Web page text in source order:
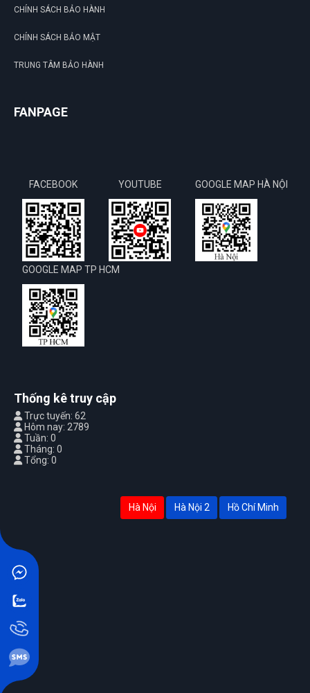
CHÍNH SÁCH BẢO HÀNH
CHÍNH SÁCH BẢO MẬT
TRUNG TÂM BẢO HÀNH
FANPAGE
FACEBOOK YOUTUBE GOOGLE MAP HÀ NỘI
GOOGLE MAP TP HCM
Thống kê truy cập
Trực tuyến: 62
Hôm nay: 2789
Tuần: 0
Tháng: 0
Tổng: 0
Hà Nội Hà Nội 2 Hồ Chí Minh